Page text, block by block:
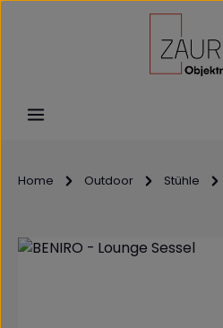
Zum Hauptinhalt springen
Home Outdoor Stühle
Bildergalerie überspringen